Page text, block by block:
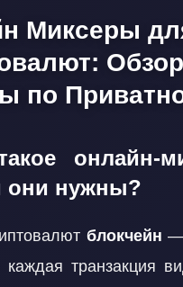
Миксеры
по
онлайн-
они нужны?
блокчейн —
каждая транзакция